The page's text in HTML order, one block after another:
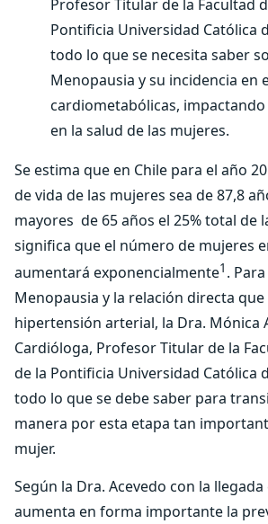
Profesor Titular de la Facultad
Pontificia Universidad Católica
todo lo que se necesita saber
Menopausia y su incidencia en
cardiometabólicas,
en la salud de las mujeres.
Se estima que en Chile para el año
de vida de las mujeres sea de 87,8
mayores de 65 años el 25% total de
significa que el número de mujeres
aumentará exponencialmente1 .
Menopausia y la relación directa
hipertensión arterial, la Dra. Mónica
Cardióloga, Profesor Titular de la
de la Pontificia Universidad Católica
todo lo que se debe saber para
manera por esta etapa tan
mujer.
Según la Dra. Acevedo con la
aumenta en forma importante la